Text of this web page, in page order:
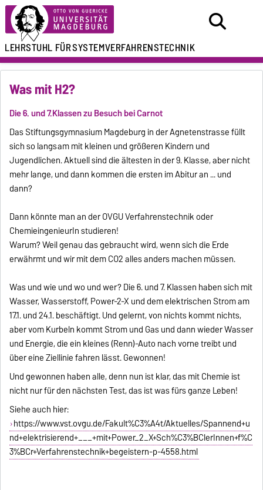
LEHRSTUHL FÜRSYSTEMVERFAHRENSTECHNIK
Was mit H2?
Die 6. und 7.Klassen zu Besuch bei Carnot
Das Stiftungsgymnasium Magdeburg in der Agnetenstrasse füllt
sich so langsam mit kleinen und größeren Kindern und
Jugendlichen. Aktuell sind die ältesten in der 9. Klasse, aber nicht
mehr lange, und dann kommen die ersten im Abitur an ... und
dann?
Dann könnte man an der OVGU Verfahrenstechnik oder
ChemieingenieurIn studieren!
Warum? Weil genau das gebraucht wird, wenn sich die Erde
erwährmt und wir mit dem CO2 alles anders machen müssen.
Was und wie und wo und wer? Die 6. und 7. Klassen haben sich mit
Wasser, Wasserstoff, Power-2-X und dem elektrischen Strom am
17.1. und 24.1. beschäftigt. Und gelernt, von nichts kommt nichts,
aber vom Kurbeln kommt Strom und Gas und dann wieder Wasser
und Energie, die ein kleines (Renn)-Auto nach vorne treibt und
über eine Ziellinie fahren lässt. Gewonnen!
Und gewonnen haben alle, denn nun ist klar, das mit Chemie ist
nicht nur für den nächsten Test, das ist was fürs ganze Leben!
Siehe auch hier:
https://www.vst.ovgu.de/Fakult%C3%A4t/Aktuelles/Spannend+u
nd+elektrisierend+___+mit+Power_2_X+Sch%C3%BClerInnen+f%C
3%BCr+Verfahrenstechnik+begeistern-p-4558.html